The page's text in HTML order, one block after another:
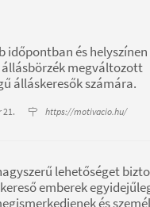
időpontban és
állásbörzék megváltozott
álláskeresők számára.
21. https://motivacio.hu/
lehetőséget
emberek
és